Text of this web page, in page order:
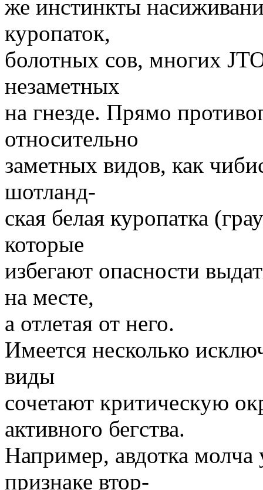
же инстинкты
куропаток,
болотных сов, многих
незаметных
на гнезде. Прямо
относительно
заметных видов, как
шотланд-
ская белая куропатка
которые
избегают опасности
на месте,
а отлетая от него.
Имеется несколько
виды
сочетают критическую
активного бегства.
Например, авдотка молча
признаке втор-